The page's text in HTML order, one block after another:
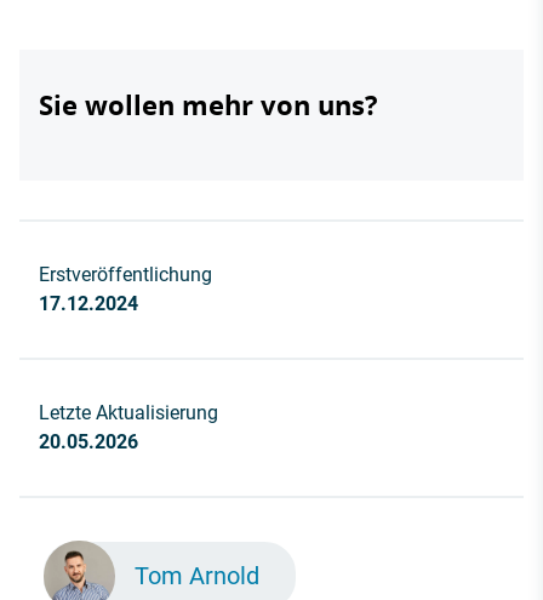
Sie wollen mehr von uns?
Erstveröffentlichung
17.12.2024
Letzte Aktualisierung
20.05.2026
Tom Arnold